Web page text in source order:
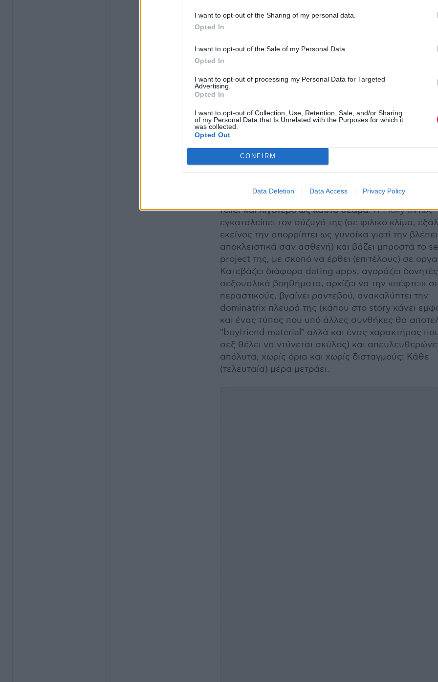
I want to opt-out of the Sharing of my personal data.
Opted In
I want to opt-out of the Sale of my Personal Data.
Opted In
I want to opt-out of processing my Personal Data for Targeted
Advertising.
Opted In
I want to opt-out of Collection, Use, Retention, Sale, and/or Sharing
of my Personal Data that Is Unrelated with the Purposes for which it
was collected.
Opted Out
CONFIRM
Data Deletion Data Access Privacy Policy
Η σύνοψη της νέας σειράςDying For Sex, που
προβάλλεται εδώ και λίγες εβδομάδες και στην
από το Disney+, μπορεί να «ανοίγει την όρεξη»
και BDSM καταστάσεις, η αλήθεια όμως είναι πως
όποιες σκηνές σεξ λειτουργούν περισσότερο ως
relief και λιγότερο ως καυτό θέαμα. Η Molly όντως
εγκαταλείπει τον σύζυγό της (σε φιλικό κλίμα,
εκείνος την απορρίπτει ως γυναίκα γιατί την βλέπει
αποκλειστικά σαν ασθενή) και βάζει μπροστά το
project της, με σκοπό να έρθει (επιτέλους) σε
Κατεβάζει διάφορα dating apps, αγοράζει δονητές
σεξουαλικά βοηθήματα, αρχίζει να την «πέφτει»
περαστικούς, βγαίνει ραντεβού, ανακαλύπτει την
dominatrix πλευρά της (κάπου στο story κάνει
και ένας τύπος που υπό άλλες συνθήκες θα
"boyfriend material" αλλά και ένας χαρακτήρας
σεξ θέλει να ντύνεται σκύλος) και
απόλυτα, χωρίς όρια και χωρίς δισταγμούς: Κάθε
(τελευταία) μέρα μετράει.